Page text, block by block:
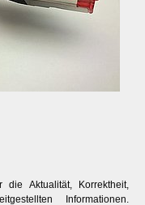
die Aktualität, Korrektheit,
Informationen.